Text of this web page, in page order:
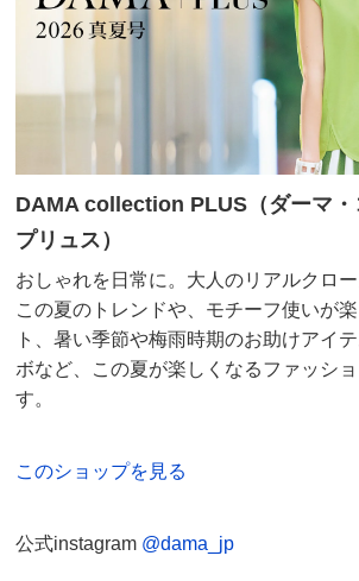
かったです。
オレンジ ２：Ｌ－ＬＬ
埼玉県
色がとっても気に入りました。もう少
ば…
2025/06/22
DAMA collection PLUS（ダーマ
プリュス）
おしゃれを日常に。大人のリアルクロ
この夏のトレンドや、モチーフ使いが
ト、暑い季節や梅雨時期のお助けアイ
ボなど、この夏が楽しくなるファッシ
す。
このショップを見る
公式instagram @dama_jp